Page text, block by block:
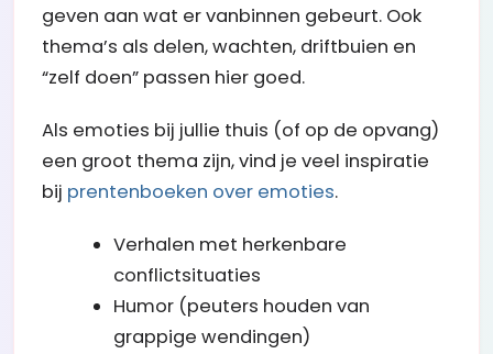
geven aan wat er vanbinnen gebeurt. Ook
thema’s als delen, wachten, driftbuien en
“zelf doen” passen hier goed.
Als emoties bij jullie thuis (of op de opvang)
een groot thema zijn, vind je veel inspiratie
bij prentenboeken over emoties.
Verhalen met herkenbare
conflictsituaties
Humor (peuters houden van
grappige wendingen)